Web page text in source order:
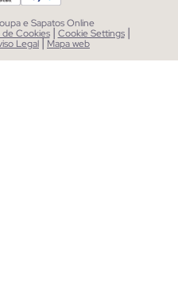
e Sapatos Online
de Cookies | Cookie Settings |
Legal| Mapa web